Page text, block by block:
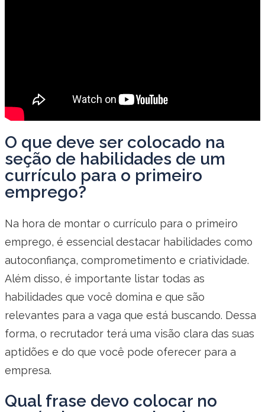
O que deve ser colocado na
seção de habilidades de um
currículo para o primeiro
emprego?
Na hora de montar o currículo para o primeiro
emprego, é essencial destacar habilidades como
autoconfiança, comprometimento e criatividade.
Além disso, é importante listar todas as
habilidades que você domina e que são
relevantes para a vaga que está buscando. Dessa
forma, o recrutador terá uma visão clara das suas
aptidões e do que você pode oferecer para a
empresa.
Qual frase devo colocar no